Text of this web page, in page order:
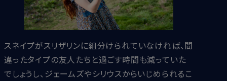
スネイプがスリザリンに組分けられていなければ、間
違ったタイプの友人たちと過ごす時間も減っていた
でしょうし、ジェームズやシリウスからいじめられるこ